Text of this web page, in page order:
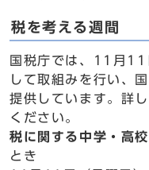
税を考える週間
国税庁では、11月11
して取組みを行い、
提供しています。詳
ください。
税に関する中学・高
とき